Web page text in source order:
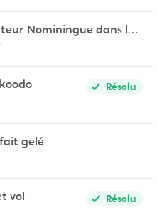
Nominingue dans les
koodo
Résolu
gelé
vol
Résolu